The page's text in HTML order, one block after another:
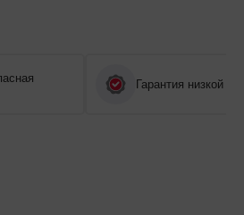
Гарантия низкой